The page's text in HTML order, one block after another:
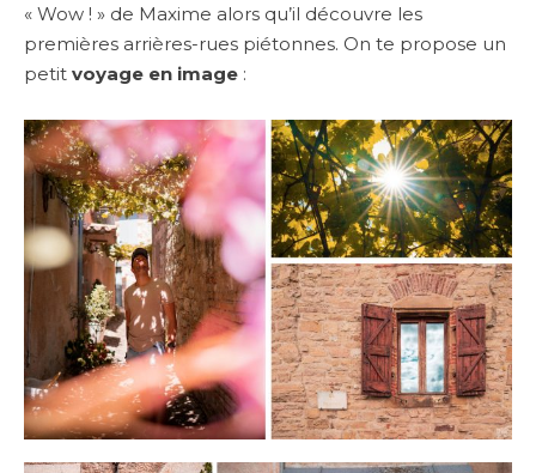
« Wow ! » de Maxime alors qu’il découvre les
premières arrières-rues piétonnes. On te propose un
petit voyage en image :